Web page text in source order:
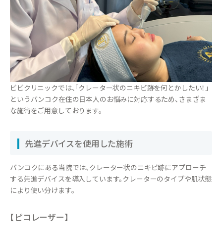
ビビクリニックでは、「クレーター状のニキビ跡を何とかしたい！」
というバンコク在住の日本人のお悩みに対応するため、さまざま
な施術をご用意しております。
先進デバイスを使用した施術
バンコクにある当院では、クレーター状のニキビ跡にアプローチ
する先進デバイスを導入しています。クレーターのタイプや肌状態
により使い分けます。
【ピコレーザー】